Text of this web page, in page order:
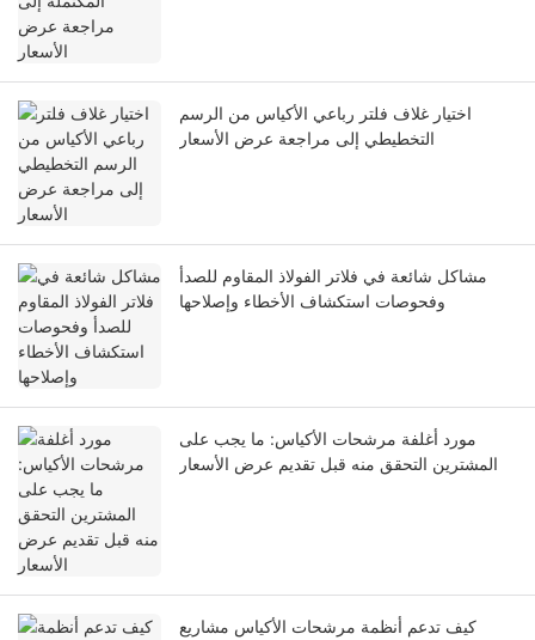
اختيار غلاف فلتر رباعي الأكياس من الرسم
التخطيطي إلى مراجعة عرض الأسعار
مشاكل شائعة في فلاتر الفولاذ المقاوم للصدأ
وفحوصات استكشاف الأخطاء وإصلاحها
مورد أغلفة مرشحات الأكياس: ما يجب على
المشترين التحقق منه قبل تقديم عرض الأسعار
كيف تدعم أنظمة مرشحات الأكياس مشاريع